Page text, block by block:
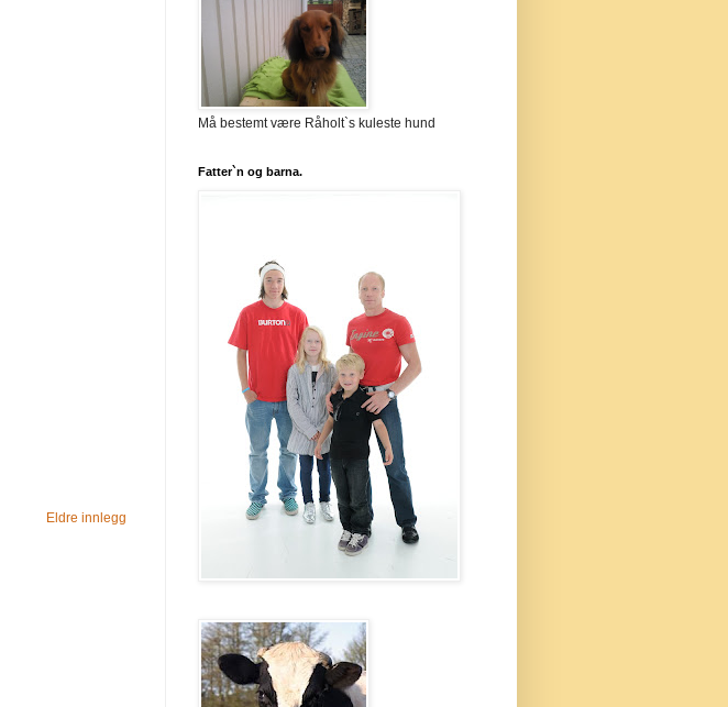
Eldre innlegg
Må bestemt være Råholt`s kuleste hund
Fatter`n og barna.